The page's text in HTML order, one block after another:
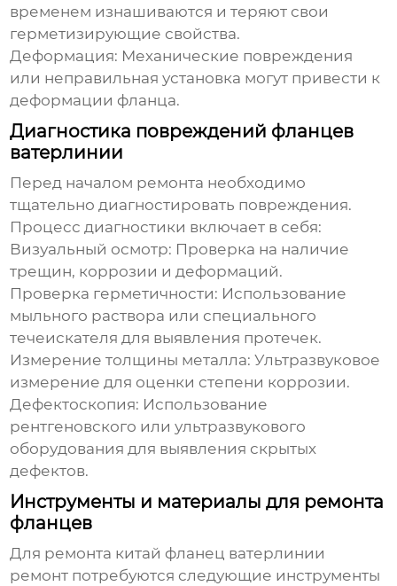
временем изнашиваются и теряют свои
герметизирующие свойства.
Деформация: Механические повреждения
или неправильная установка могут привести к
деформации фланца.
Диагностика повреждений фланцев
ватерлинии
Перед началом ремонта необходимо
тщательно диагностировать повреждения.
Процесс диагностики включает в себя:
Визуальный осмотр: Проверка на наличие
трещин, коррозии и деформаций.
Проверка герметичности: Использование
мыльного раствора или специального
течеискателя для выявления протечек.
Измерение толщины металла: Ультразвуковое
измерение для оценки степени коррозии.
Дефектоскопия: Использование
рентгеновского или ультразвукового
оборудования для выявления скрытых
дефектов.
Инструменты и материалы для ремонта
фланцев
Для ремонта китай фланец ватерлинии
ремонт потребуются следующие инструменты